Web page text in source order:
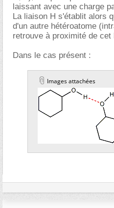
laissant avec une charge
La liaison H s'établit alors
d'un autre hétéroatome
retrouve à proximité de cet
Dans le cas présent :
Images attachées